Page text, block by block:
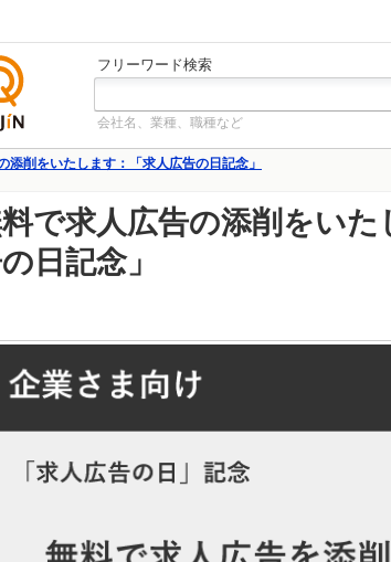
フリーワード検索
会社名、業種、職種など
添削をいたします：「求人広告の日記念」
で求人広告の添削をいた
日記念」